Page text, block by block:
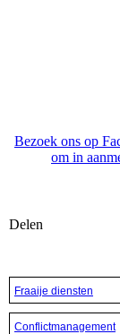
Bezoek ons op
om in
Delen
Fraaije diensten
Conflictmanagement